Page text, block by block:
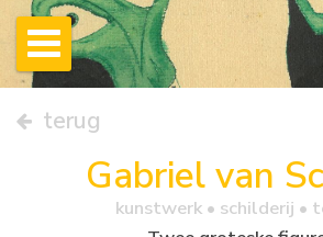
terug
Gabriel van
kunstwerk • schilderij •